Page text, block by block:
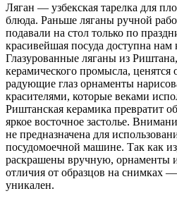
Ляган — узбекская тарелка для
блюда. Раньше ляганы ручной
подавали на стол только по
красивейшая посуда доступна
Глазурованные ляганы из
керамического промысла, ценятся
радующие глаз орнаменты
красителями, которые веками
Риштанская керамика превратит
яркое восточное застолье.
не предназначена для
посудомоечной машине. Так как
раскрашены вручную, орнаменты
отличия от образцов на снимках
уникален.